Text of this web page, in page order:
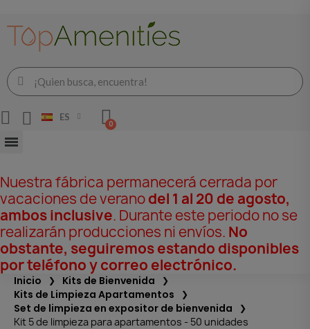
ES
Nuestra fábrica permanecerá cerrada por
vacaciones de veranodel 1 al 20 de agosto,
ambos inclusive. Durante este periodo no se
realizarán producciones ni envíos. No
obstante, seguiremos estando disponibles
por teléfono y correo electrónico.
Inicio
Kits de Bienvenida
Kits de Limpieza Apartamentos
Set de limpieza en expositor de bienvenida
Kit 5 de limpieza para apartamentos - 50 unidades